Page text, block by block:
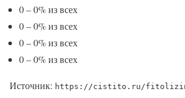
0 – 0% из всех
0 – 0% из всех
0 – 0% из всех
0 – 0% из всех
Источник: https://cistito.ru/